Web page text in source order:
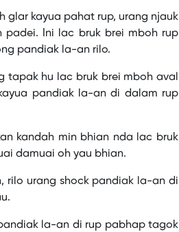
glar kayua pahat rup, urang njauk
Ini lac bruk brei mboh rup
pandiak la-an rilo.
tapak hu lac bruk brei mboh aval
pandiak la-an di dalam rup
kandah min bhian nda lac bruk
damuai oh yau bhian.
rilo urang shock pandiak la-an di
la-an di rup pabhap tagok